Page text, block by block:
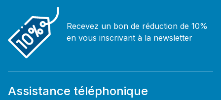
Recevez un bon de réduction de 10%
en vous inscrivant à la newsletter
Assistance téléphonique